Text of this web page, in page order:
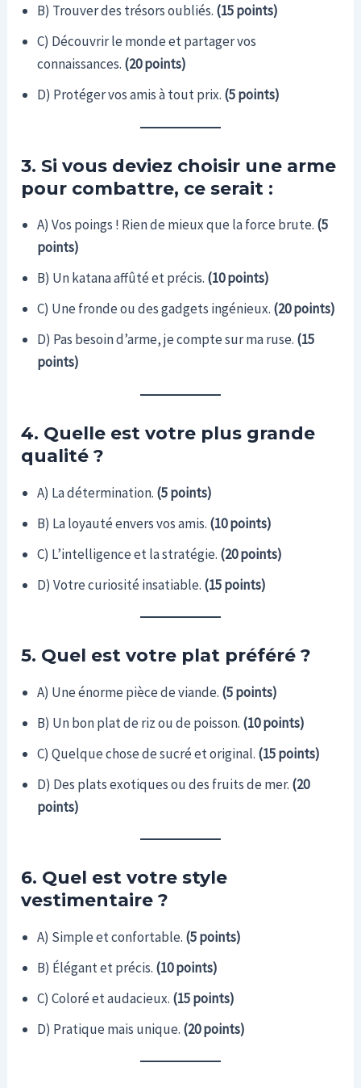
B) Trouver des trésors oubliés. (15 points)
C) Découvrir le monde et partager vos
connaissances. (20 points)
D) Protéger vos amis à tout prix. (5 points)
3. Si vous deviez choisir une arme
pour combattre, ce serait :
A) Vos poings ! Rien de mieux que la force brute. (5
points)
B) Un katana affûté et précis. (10 points)
C) Une fronde ou des gadgets ingénieux. (20 points)
D) Pas besoin d’arme, je compte sur ma ruse. (15
points)
4. Quelle est votre plus grande
qualité ?
A) La détermination. (5 points)
B) La loyauté envers vos amis. (10 points)
C) L’intelligence et la stratégie. (20 points)
D) Votre curiosité insatiable. (15 points)
5. Quel est votre plat préféré ?
A) Une énorme pièce de viande. (5 points)
B) Un bon plat de riz ou de poisson. (10 points)
C) Quelque chose de sucré et original. (15 points)
D) Des plats exotiques ou des fruits de mer. (20
points)
6. Quel est votre style
vestimentaire ?
A) Simple et confortable. (5 points)
B) Élégant et précis. (10 points)
C) Coloré et audacieux. (15 points)
D) Pratique mais unique. (20 points)